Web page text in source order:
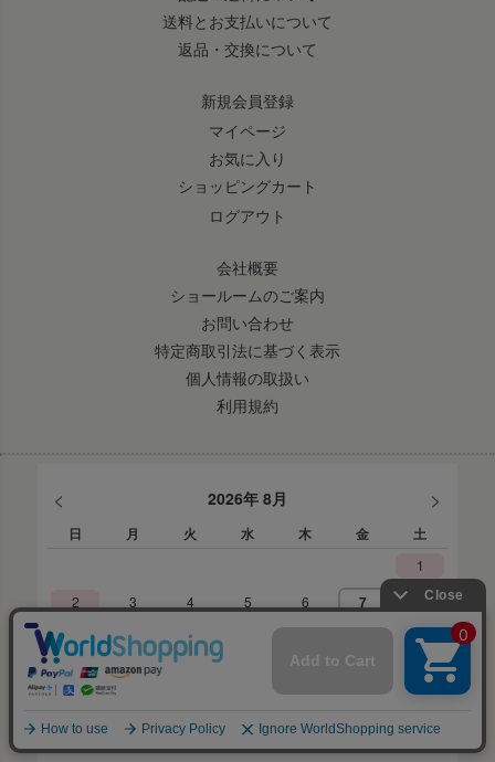
送料とお支払いについて
返品・交換について
新規会員登録
マイページ
お気に入り
ショッピングカート
ログアウト
会社概要
ショールームのご案内
お問い合わせ
特定商取引法に基づく表示
個人情報の取扱い
利用規約
< 2026年 8月 >
日 月 火 水 木 金 土
1
2
3 4 5 6 7
9
10 11
15
16
17 20 21
22
31